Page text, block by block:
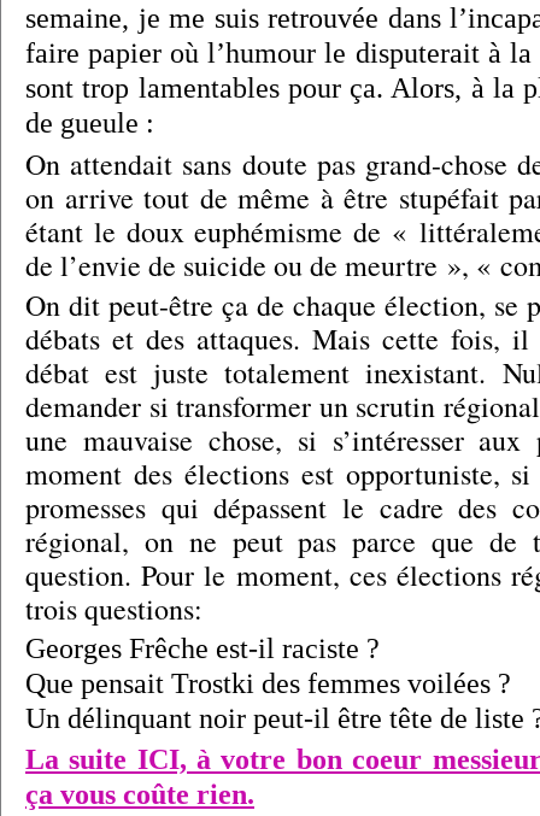
semaine, je me suis retrouvée dans
faire papier où l’humour le disputerait à la
sont trop lamentables pour ça. Alors, à la
de gueule :
On attendait sans doute pas grand-chose
on arrive tout de même à être stupéfait
étant le doux euphémisme de «
de l’envie de suicide ou de meurtre », «
On dit peut-être ça de chaque élection, se
débats et des attaques. Mais cette fois,
débat est juste totalement inexistant.
demander si transformer un scrutin
une mauvaise chose, si s’intéresser
moment des élections est opportuniste,
promesses qui dépassent le cadre des
régional, on ne peut pas parce que de
question. Pour le moment, ces élections
trois questions:
Georges Frêche est-il raciste ?
Que pensait Trostki des femmes voilées ?
Un délinquant noir peut-il être tête de liste
La suite ICI, à votre bon coeur
ça vous coûte rien.